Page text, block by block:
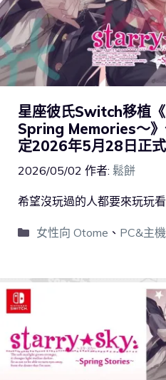
星座彼氏Switch移植
Spring Memories〜》
定2026年5月28日正式
2026/05/02 作者: 鬆餅
希望沒玩過的人都要來玩玩
女性向 Otome 、 PC&主機